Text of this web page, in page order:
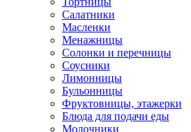
Салатники
Масленки
Менажницы
Солонки и перечницы
Соусники
Лимонницы
Бульонницы
Фруктовницы, этажерки
Блюда для подачи еды
Молочники